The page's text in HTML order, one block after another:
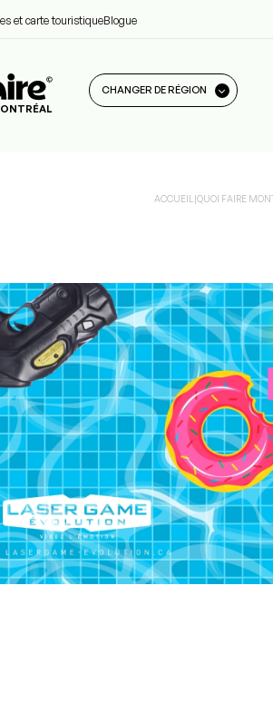
et carte touristiqueBlogue
CHANGER DE RÉGION
ACCUEIL |QUOI FAIRE